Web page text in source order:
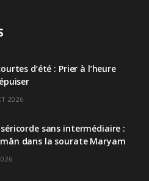
d’été : Prier à l’heure
2026
sans intermédiaire :
dans la sourate Maryam